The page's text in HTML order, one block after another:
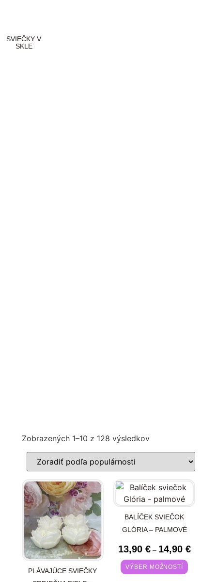
SVIEČKY V
SKLE
Zobrazených 1–10 z 128 výsledkov
PLÁVAJÚCE SVIEČKY
BALÍČEK SVIEČOK
GLÓRIA – PALMOVÉ
13,90 € – 14,90 €
VÝBER MOŽNOSTÍ